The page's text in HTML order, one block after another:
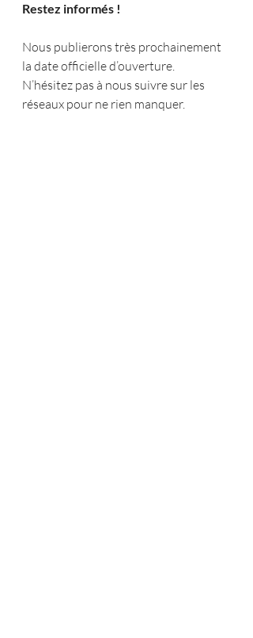
Restez informés !
Nous publierons très prochainement
la date officielle d’ouverture.
N’hésitez pas à nous suivre sur les
réseaux pour ne rien manquer.